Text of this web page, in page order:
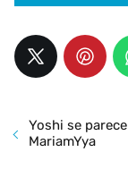
Yoshi se
MariamYya